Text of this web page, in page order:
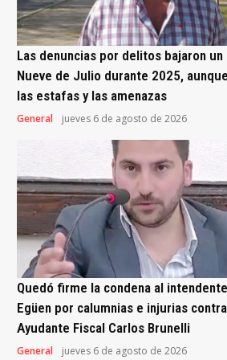
Las denuncias por delitos bajaron un
Nueve de Julio durante 2025,
las estafas y las amenazas
General jueves 6 de agosto de 2026
Quedó firme la condena al
Egüen por calumnias e injurias
Ayudante Fiscal Carlos Brunelli
General jueves 6 de agosto de 2026